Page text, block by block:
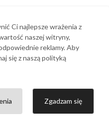
Ci najlepsze wrażenia z
naszej witryny,
reklamy. Aby
się z naszą polityką
Zgadzam się